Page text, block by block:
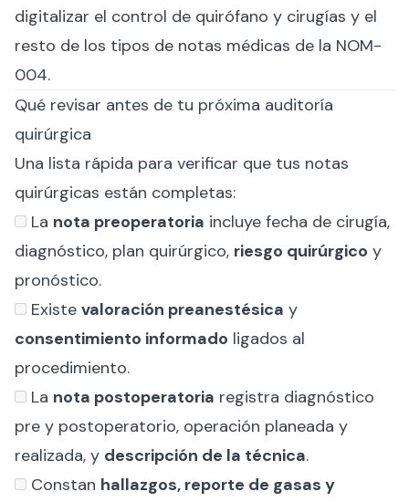
digitalizar el control de quirófano y cirugías y el
resto de los tipos de notas médicas de la NOM-
004.
Qué revisar antes de tu próxima auditoría
quirúrgica
Una lista rápida para verificar que tus notas
quirúrgicas están completas:
La nota preoperatoria incluye fecha de cirugía,
diagnóstico, plan quirúrgico, riesgo quirúrgico y
pronóstico.
Existe valoración preanestésica y
consentimiento informado ligados al
procedimiento.
La nota postoperatoria registra diagnóstico
pre y postoperatorio, operación planeada y
realizada, y descripción de la técnica.
Constan hallazgos, reporte de gasas y